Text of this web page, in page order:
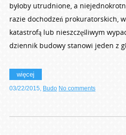
byłoby utrudnione, a
razie dochodzeń prokuratorskich,
katastrofą lub nieszczęśliwym
dziennik budowy stanowi jeden z
więcej
03/22/2015, Budo No comments